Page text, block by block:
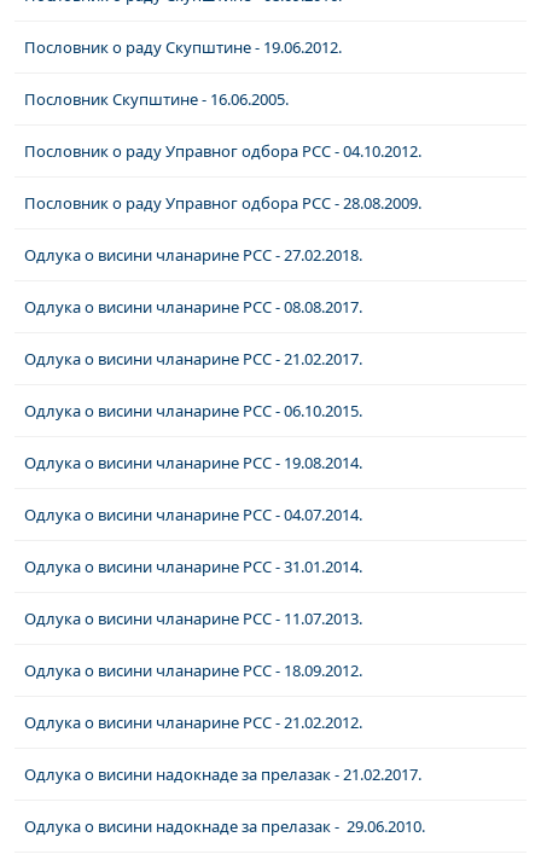
Пословник о раду Скупштине - 19.06.2012.
Пословник Скупштине - 16.06.2005.
Пословник о раду Управног одбора РСС - 04.10.2012.
Пословник о раду Управног одбора РСС - 28.08.2009.
Одлука о висини чланарине РСС - 27.02.2018.
Одлука о висини чланарине РСС - 08.08.2017.
Одлука о висини чланарине РСС - 21.02.2017.
Одлука о висини чланарине РСС - 06.10.2015.
Одлука о висини чланарине РСС - 19.08.2014.
Одлука о висини чланарине РСС - 04.07.2014.
Одлука о висини чланарине РСС - 31.01.2014.
Одлука о висини чланарине РСС - 11.07.2013.
Одлука о висини чланарине РСС - 18.09.2012.
Одлука о висини чланарине РСС - 21.02.2012.
Одлука о висини надокнаде за прелазак - 21.02.2017.
Одлука о висини надокнаде за прелазак - 29.06.2010.